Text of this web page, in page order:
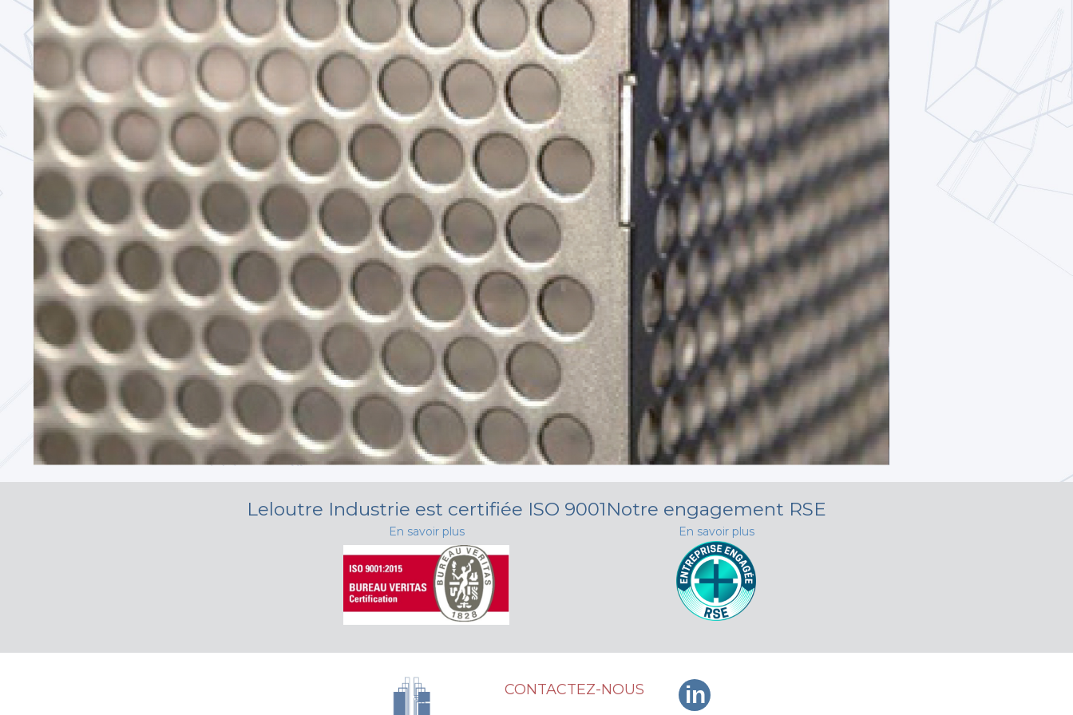
Leloutre Industrie est certifiée ISO 9001
En savoir plus
Notre engagement RSE
En savoir plus
CONTACTEZ-NOUS in